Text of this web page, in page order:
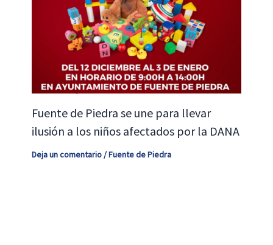
Fuente de Piedra se une para llevar
ilusión a los niños afectados por la DANA
Deja un comentario/Fuente de Piedra